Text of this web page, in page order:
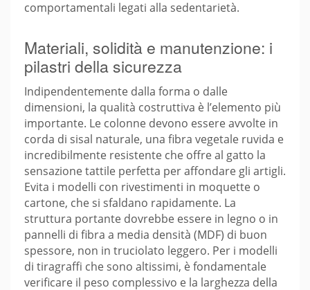
comportamentali legati alla sedentarietà.
Materiali, solidità e manutenzione: i
pilastri della sicurezza
Indipendentemente dalla forma o dalle
dimensioni, la qualità costruttiva è l’elemento più
importante. Le colonne devono essere avvolte in
corda di sisal naturale, una fibra vegetale ruvida e
incredibilmente resistente che offre al gatto la
sensazione tattile perfetta per affondare gli artigli.
Evita i modelli con rivestimenti in moquette o
cartone, che si sfaldano rapidamente. La
struttura portante dovrebbe essere in legno o in
pannelli di fibra a media densità (MDF) di buon
spessore, non in truciolato leggero. Per i modelli
di tiragraffi che sono altissimi, è fondamentale
verificare il peso complessivo e la larghezza della